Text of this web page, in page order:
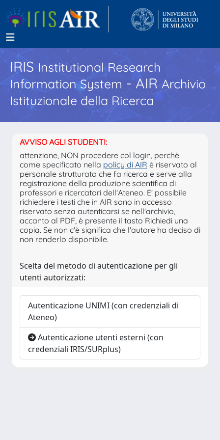
IRISInstitutional Research
Information System - AIR Archivio
Istituzionale della Ricerca
AVVISO AGLI STUDENTI:
attenzione, NON procedere col login, perchè
come specificato nella policy di AIR è riservato al
personale strutturato che fa ricerca e serve alla
registrazione della produzione scientifica di
professori e ricercatori dell'Ateneo. E' possibile
richiedere i testi che in AIR sono in accesso
riservato senza autenticarsi se nell'archivio,
accanto al PDF, è presente il tasto Richiedi una
copia. Se non c'è significa che l'autore ha deciso di
non renderlo disponibile.
Scelta del metodo di autenticazione per gli
utenti autorizzati:
Autenticazione UNIMI (con credenziali di
Ateneo)
Autenticazione utenti esterni (con
credenziali IRIS/SURplus)